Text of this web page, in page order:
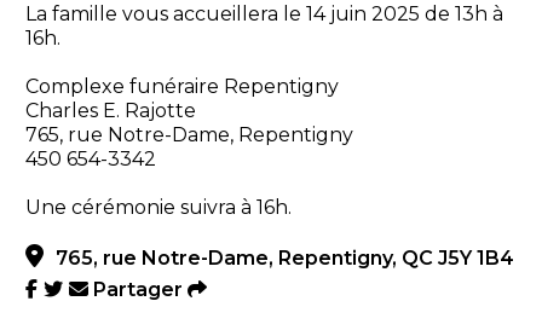
La famille vous accueillera le 14 juin 2025 de 13h à
16h.
Complexe funéraire Repentigny
Charles E. Rajotte
765, rue Notre-Dame, Repentigny
450 654-3342
Une cérémonie suivra à 16h.
765, rue Notre-Dame, Repentigny, QC J5Y 1B4
Partager